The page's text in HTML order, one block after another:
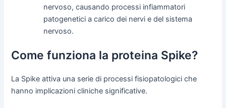
nervoso, causando processi infiammatori
patogenetici a carico dei nervi e del sistema
nervoso.
Come funziona la proteina Spike?
La Spike attiva una serie di processi fisiopatologici che
hanno implicazioni cliniche significative.